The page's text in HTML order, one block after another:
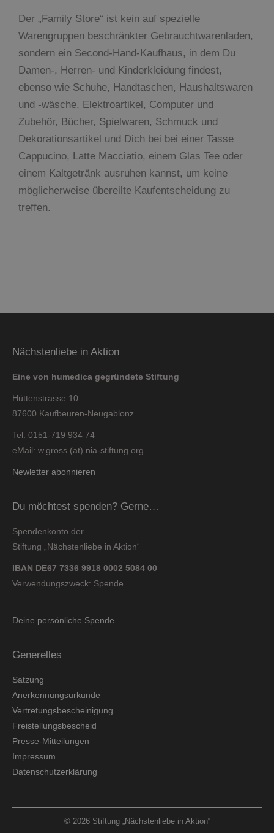
Der „Family Store“ ist kein auf spezielle
Warengruppen beschränkter Gebrauchtwarenladen,
sondern ein Second-Hand-Kaufhaus, in dem Du
Damen-, Herren- und Kinderkleidung findest,
ebenso wie Schuhe, Handtaschen, Haushaltswaren
und -wäsche, Elektroartikel, Computer und
Zubehör, Bücher, Spielwaren, Schmuck und
Dekorationsartikel und Dich bei bei einer Tasse
Cappucino, Latte Macciatio, einem Glas Tee oder
einem Kaltgetränk ausruhen kannst, um keine
möglicherweise übereilte Kaufentscheidung zu
treffen.
Nächstenliebe in Aktion
Eine von humedica gegründete Stiftung
Hüttenstrasse 10
87600 Kaufbeuren-Neugablonz
Tel: 0151-719 934 74
eMail: w.gross (at) nia-stiftung.org
Newletter abonnieren
Du möchtest spenden? Gerne…
Spendenkonto der
Stiftung „Nächstenliebe in Aktion“
IBAN DE67 7336 9918 0002 5084 00
Verwendungszweck: Spende
Deine persönliche Spende
Generelles
Satzung
Anerkennungsurkunde
Vertretungsbescheinigung
Freistellungsbescheid
Presse-Mitteilungen
Impressum
Datenschutzerklärung
© 2026 Stiftung „Nächstenliebe in Aktion“